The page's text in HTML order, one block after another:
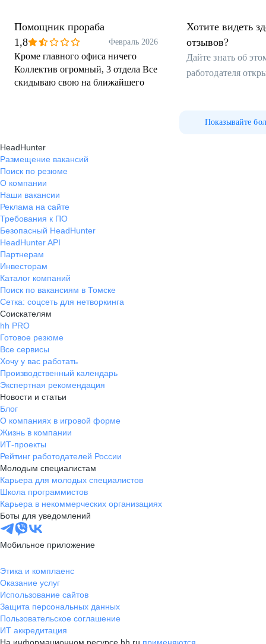
Помощник прораба
1,8
Февраль 2026
Кроме главного офиса ничего
Коллектив огромный, 3 отдела Все
скидываю свою на ближайшего
Хотите видеть
отзывов?
Дайте знать об
работодателя
Показывайте
HeadHunter
Размещение вакансий
Поиск по резюме
О компании
Наши вакансии
Реклама на сайте
Требования к ПО
Безопасный HeadHunter
HeadHunter API
Партнерам
Инвесторам
Каталог компаний
Поиск по вакансиям в Томске
Сетка: соцсеть для нетворкинга
Соискателям
hh PRO
Готовое резюме
Все сервисы
Хочу у вас работать
Производственный календарь
Экспертная рекомендация
Новости и статьи
Блог
О компаниях в игровой форме
Жизнь в компании
ИТ-проекты
Рейтинг работодателей России
Молодым специалистам
Карьера для молодых специалистов
Школа программистов
Карьера в некоммерческих организациях
Боты для уведомлений
Мобильное приложение
Этика и комплаенс
Оказание услуг
Использование сайтов
Защита персональных данных
Пользовательское соглашение
ИТ аккредитация